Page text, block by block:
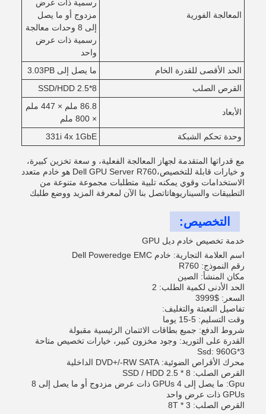
المعالجة الفورية
رسمية ذات عرض
مزدوج أو ما يصل
إلى 8 وحدات معالجة
رسمية ذات عرض
واحد
الحد الأقصى للقدرة الخام
ما يصل إلى 3.03PB
القرص الصلب
8*2.5 SSD/HDD
الأبعاد
86.8 ملم × 447 ملم
× 800 ملم
وحدة تحكم الشبكة
331i 4x 1GbE
مع قدراتها المتقدمة لجهاز المعالجة الفعلية، و سعة تخزين كبيرة،
و خيارات قابلة للتخصيص،Dell GPU Server R760 هو خادم متعدد
الاستخدامات وقوي يمكنه تلبية متطلبات مجموعة متنوعة من
التطبيقات والسيناريوهاتاتصل بنا الآن لمعرفة المزيد ووضع طلبك
التخصيص:
خدمة تخصيص خادم ديل GPU
اسم العلامة التجارية: خادم Dell Poweredge EMC
رقم النموذج: R760
مكان المنشأ: الصين
الحد الأدنى لكمية الطلب: 2
السعر: $3999
تفاصيل التعبئة والتغليف:
وقت التسليم: 5-15 يوما
شروط الدفع: جميع بطاقات الائتمان الرئيسية مقبولة
القدرة على التوريد: وجود مخزون كبير، خيارات تخصيص متاحة
Ssd: 960G*3
محرك الأقراص الضوئية: DVD+/-RW SATA الداخلية
القرص الصلب: 8 * 2.5 SSD / HDD
Gpu: ما يصل إلى 4 GPUs ذات عرض مزدوج أو ما يصل إلى 8
GPUs ذات عرض واحد
القرص الصلب: 3 * 8T